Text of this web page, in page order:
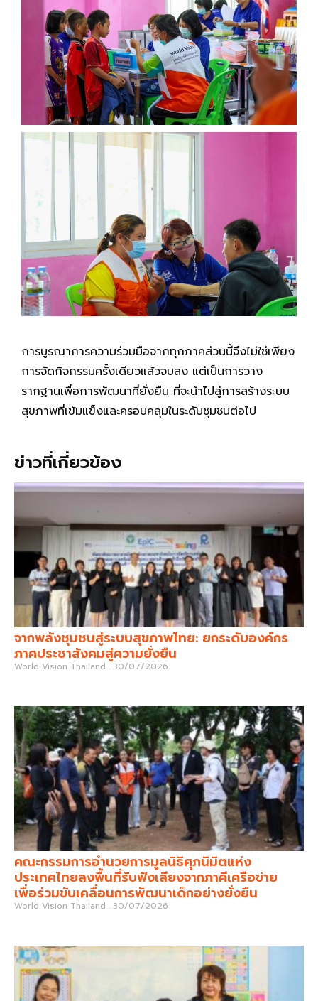
การบูรณาการความร่วมมือจากทุกภาคส่วนนี้จึงไม่ใช่เพียง
การจัดกิจกรรมครั้งเดียวแล้วจบลง แต่เป็นการวาง
รากฐานเพื่อการพัฒนาที่ยั่งยืน ที่จะนำไปสู่การสร้างระบบ
สุขภาพที่เข้มแข็งและครอบคลุมในระดับชุมชนต่อไป
ข่าวที่เกี่ยวข้อง
จากพลังชุมชนสู่ระบบสุขภาพไทย: ยกระดับองค์กร
ภาคประชาสังคมสู่ความยั่งยืน
World Vision Thailand 30/07/2026
คณะกรรมการอำนวยการมูลนิธิศุภนิมิตแห่ง
ประเทศไทยลงพื้นที่รับฟังเสียงจากภาคีเครือข่าย
เพื่อร่วมขับเคลื่อนการพัฒนาเด็กอย่างยั่งยืน
World Vision Thailand 30/07/2026